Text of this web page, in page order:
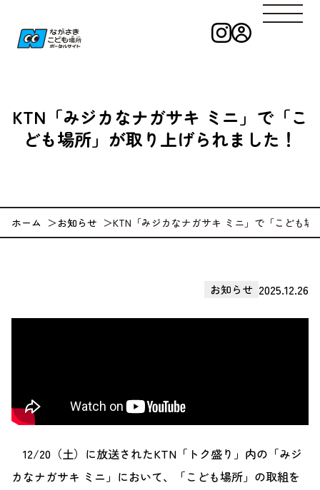
ながさきこども
KTN「みジカなナガサキ ミニ」で「こ
ども場所」が取り上げられました！
ホーム お知らせ KTN「みジカなナガサキ ミニ」で「こども
お知らせ 2025.12.26
12/20（土）に放送されたKTN「トク盛り」内の「みジ
カなナガサキ ミニ」において、「こども場所」の取組を